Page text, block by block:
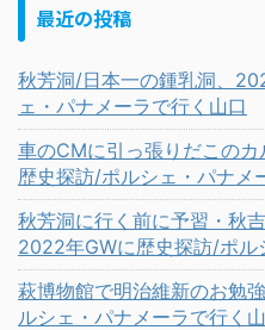
最近の投稿
秋芳洞/日本一の鍾乳洞、
ェ・パナメーラで行く山口
車のCMに引っ張りだこの
歴史探訪/ポルシェ・パナメ
秋芳洞に行く前に予習・秋
2022年GWに歴史探訪/ポル
萩博物館で明治維新のお勉
ルシェ・パナメーラで行く